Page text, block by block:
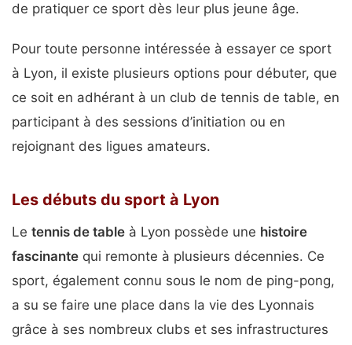
de pratiquer ce sport dès leur plus jeune âge.
Pour toute personne intéressée à essayer ce sport
à Lyon, il existe plusieurs options pour débuter, que
ce soit en adhérant à un club de tennis de table, en
participant à des sessions d’initiation ou en
rejoignant des ligues amateurs.
Les débuts du sport à Lyon
Le tennis de table à Lyon possède une histoire
fascinante qui remonte à plusieurs décennies. Ce
sport, également connu sous le nom de ping-pong,
a su se faire une place dans la vie des Lyonnais
grâce à ses nombreux clubs et ses infrastructures